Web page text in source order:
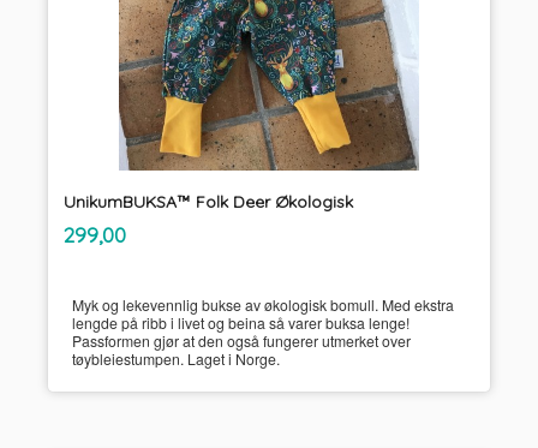
UnikumBUKSA™ Folk Deer Økologisk
Pris
299,00mva.
Myk og lekevennlig bukse av økologisk bomull. Med ekstra
lengde på ribb i livet og beina så varer buksa lenge!
Passformen gjør at den også fungerer utmerket over
tøybleiestumpen. Laget i Norge.